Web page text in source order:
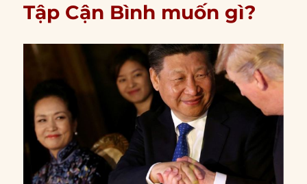
Tập Cận Bình muốn gì?